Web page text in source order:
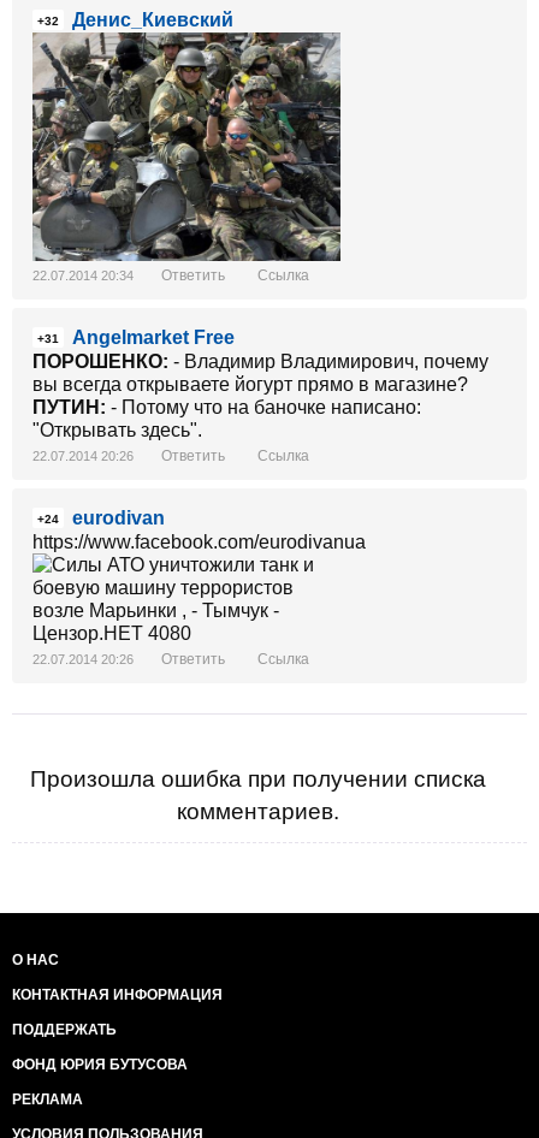
+32 Денис_Киевский
22.07.2014 20:34 Ответить Ссылка
+31
Angelmarket Free
ПОРОШЕНКО: - Владимир Владимирович, почему
вы всегда открываете йогурт прямо в магазине?
ПУТИН: - Потому что на баночке написано:
"Открывать здесь".
22.07.2014 20:26 Ответить Ссылка
+24
eurodivan
https://www.facebook.com/eurodivanua
22.07.2014 20:26 Ответить Ссылка
Произошла ошибка при получении списка
комментариев.
О НАС
КОНТАКТНАЯ ИНФОРМАЦИЯ
ПОДДЕРЖАТЬ
ФОНД ЮРИЯ БУТУСОВА
РЕКЛАМА
УСЛОВИЯ ПОЛЬЗОВАНИЯ